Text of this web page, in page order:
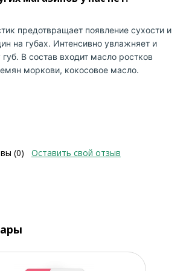
предотвращает появление сухости и
на губах. Интенсивно увлажняет и
В состав входит масло ростков
моркови, кокосовое масло.
(0) Оставить свой отзыв